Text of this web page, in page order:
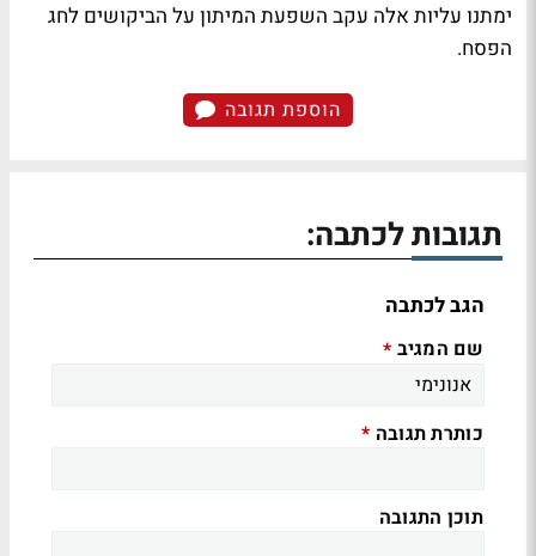
ימתנו עליות אלה עקב השפעת המיתון על הביקושים לחג
הפסח.
הוספת תגובה
תגובות לכתבה:
הגב לכתבה
שם המגיב *
כותרת תגובה *
תוכן התגובה